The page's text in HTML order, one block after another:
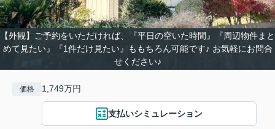
【外観】ご予約をいただければ、『平日の空いた時間』『周辺物件まと
めて見たい』『1件だけ見たい』ももちろん可能です♪ お気軽にお問合
せください♪
価格 1,749万円
支払いシミュレーション